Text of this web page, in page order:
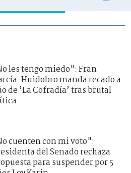
les tengo miedo": Fran
Huidobro manda recado a
de ’La Cofradía’ tras brutal
cuenten con mi voto":
del Senado rechaza
para suspender por 5